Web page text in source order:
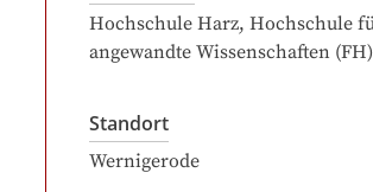
Hochschule Harz, Hochschule
angewandte Wissenschaften (FH)
Standort
Wernigerode